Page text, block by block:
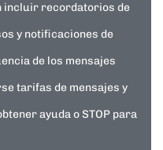
incluir recordatorios de
y notificaciones de
de los mensajes
tarifas de mensajes y
ayuda o STOP para